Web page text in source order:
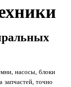
насосы, блоки
точно